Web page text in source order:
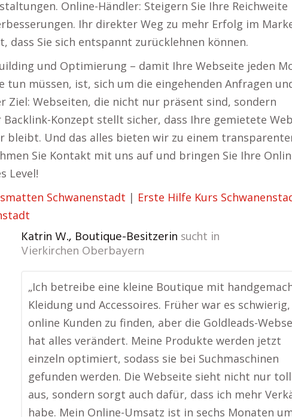
Online-Händler: Steigern Sie Ihre Reichweite
Ihr direkter Weg zu mehr Erfolg im
dass Sie sich entspannt zurücklehnen können.
und Optimierung – damit Ihre Webseite jeden
tun müssen, ist, sich um die eingehenden Anfragen
Ziel: Webseiten, die nicht nur präsent sind, sondern
Backlink-Konzept stellt sicher, dass Ihre gemietete
bleibt. Und das alles bieten wir zu einem
Sie Kontakt mit uns auf und bringen Sie Ihre
Level!
Schwanenstadt | Erste Hilfe Kurs
Katrin W., Boutique-Besitzerin sucht in
Vierkirchen Oberbayern
„Ich betreibe eine kleine Boutique mit
Kleidung und Accessoires. Früher war es schwierig,
online Kunden zu finden, aber die Goldleads-
hat alles verändert. Meine Produkte werden jetzt
einzeln optimiert, sodass sie bei Suchmaschinen
gefunden werden. Die Webseite sieht nicht nur toll
aus, sondern sorgt auch dafür, dass ich mehr
habe. Mein Online-Umsatz ist in sechs Monaten